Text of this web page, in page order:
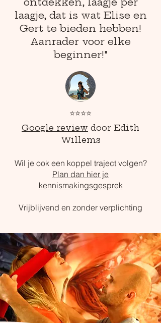
laagje, dat is wat Elise en
Gert te bieden hebben!
Aanrader voor elke
beginner!"
⭐⭐⭐⭐
Google review door Edith
Willems
Wil je ook een koppel traject volgen?
Plan dan hier je
kennismakingsgesprek
Vrijblijvend en zonder verplichting